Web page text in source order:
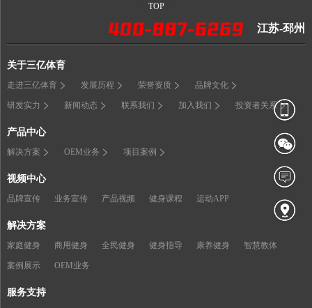
TOP
江苏-邳州
关于三亿体育
走进三亿体育 发展历程 荣誉资质 品牌文化
研发实力 新闻动态 联系我们 加入我们 投资者关系
产品中心
解决方案 OEM业务 项目案例
视频中心
品牌宣传 业务宣传 产品视频 健身课程 运动APP
解决方案
家庭健身 商用健身 全民健身 健身指导 康养健身 智慧教体
案例展示 OEM业务
服务支持